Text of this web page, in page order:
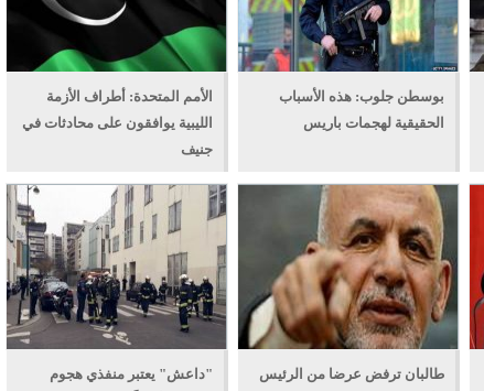
بوسطن جلوب: هذه الأسباب
الحقيقية لهجمات باريس
الأمم المتحدة: أطراف الأزمة
الليبية يوافقون على محادثات في
جنيف
طالبان ترفض عرضا من الرئيس
"داعش" يعتبر منفذي هجوم